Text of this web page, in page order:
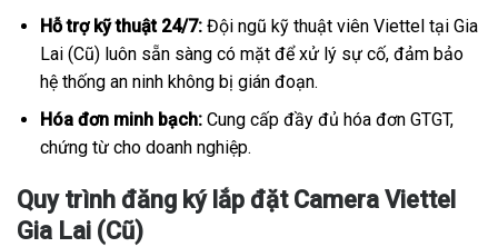
Hỗ trợ kỹ thuật 24/7:Đội ngũ kỹ thuật viên Viettel tại Gia
Lai (Cũ) luôn sẵn sàng có mặt để xử lý sự cố, đảm bảo
hệ thống an ninh không bị gián đoạn.
Hóa đơn minh bạch:Cung cấp đầy đủ hóa đơn GTGT,
chứng từ cho doanh nghiệp.
Quy trình đăng ký lắp đặt Camera Viettel
Gia Lai (Cũ)